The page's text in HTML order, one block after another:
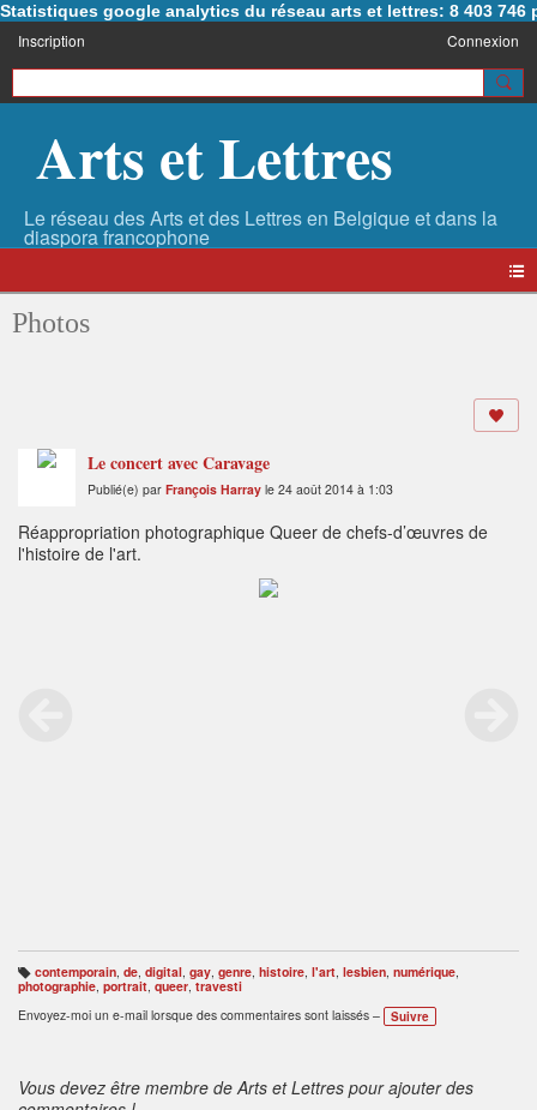
Statistiques google analytics du réseau arts et lettres: 8 403 746
Inscription Connexion
Arts et Lettres
Photos
Le concert avec Caravage
Publié(e) par François Harray le 24 août 2014 à 1:03
Réappropriation photographique Queer de chefs-d’œuvres de
l'histoire de l'art.
B
ali
s
e
contemporain, de, digital, gay, genre, histoire, l'art, lesbien, numérique,
photographie portrait queer travesti
Envoyez-moi un e-mail lorsque des commentaires sont laissés –
Suivre
Vous devez être membre de Arts et Lettres pour ajouter des